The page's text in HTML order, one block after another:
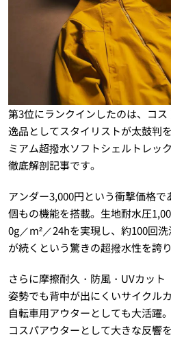
第3位にランクインしたのは、コ
逸品としてスタイリストが太鼓判
ミアム超撥水ソフトシェルトレッ
徹底解剖記事です。
アンダー3,000円という衝撃価格
個もの機能を搭載。生地耐水圧
0g／m²／24hを実現し、約100回
が続くという驚きの超撥水性を誇り
さらに摩擦耐久・防風・UVカット
姿勢でも背中が出にくいサイクル
自転車用アウターとしても大活躍
コスパアウターとして大きな反響